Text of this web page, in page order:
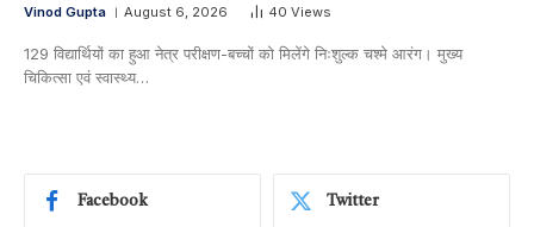
Vinod Gupta August 6, 2026 40 Views
129 विद्यार्थियों का हुआ नेत्र परीक्षण-बच्चों को मिलेंगे निःशुल्क चश्मे आरंग। मुख्य
चिकित्सा एवं स्वास्थ्य…
Facebook Twitter